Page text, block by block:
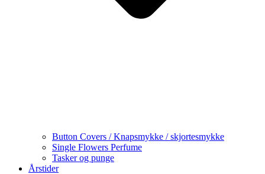
Button Covers / Knapsmykke / skjortesmykke
Single Flowers Perfume
Tasker og punge
Årstider